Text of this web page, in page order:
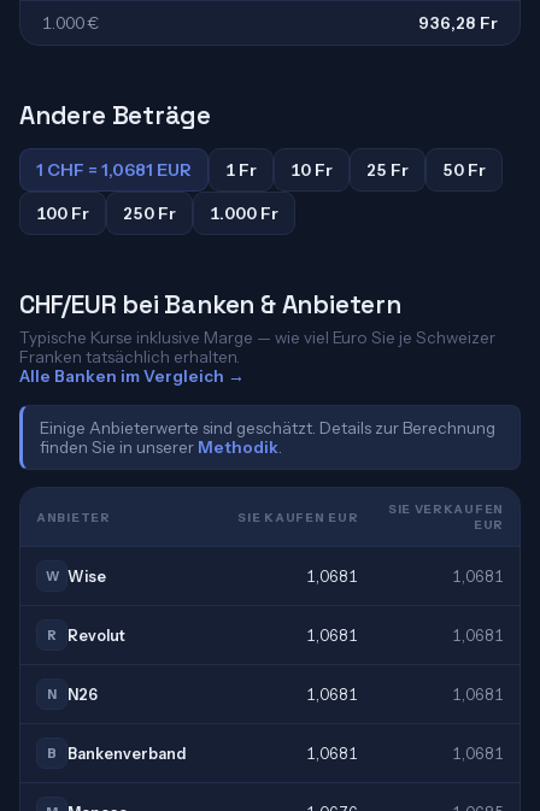
1.000 € 936,28 Fr
Andere Beträge
1 CHF = 1,0681 EUR 1 Fr 10 Fr 25 Fr
50 Fr
100 Fr
250 Fr 1.000 Fr
CHF/EUR bei Banken & Anbietern
Typische Kurse inklusive Marge — wie viel Euro Sie je Schweizer
Franken tatsächlich erhalten.
Alle Banken im Vergleich →
Einige Anbieterwerte sind geschätzt. Details zur Berechnung
finden Sie in unserer Methodik
ANBIETER SIE KAUFEN EUR
SIE VERKAUFEN
EUR
W Wise 1,0681 1,0681
R Revolut 1,0681 1,0681
N N26 1,0681 1,0681
B Bankenverband 1,0681 1,0681